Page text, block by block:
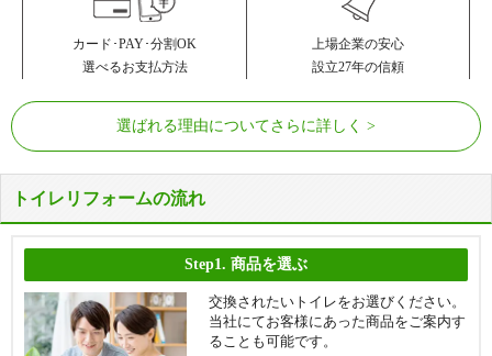
永犬丸南町、大浦、大畑町、大平、大平台、岡田町、沖
田、御開、折尾
春日台、香月中央、香月西、上香月、上上津役、岸の
楠北、楠木、楠橋、楠橋上方、楠橋下方、楠橋東、楠橋
瀬、木屋瀬東、金剛
サ行
幸神、桜ケ丘町、笹田、さつき台、里中、三ケ森、下上
町、陣原、陣山、菅原町、瀬板、清納、星和町
タ行
大膳、高江、鷹の巣、鷹見台、竹末、田町、茶売町、茶
屋の原、千代、千代ケ崎、築地町、筒井町、鉄王、鉄
竜、東筑、塔野、洞北町、友田
カード･PAY･分割OK
選べるお支払方法
上場企業の安心
設立27年の信頼
選ばれる理由についてさらに詳しく
トイレリフォームの流れ
Step1. 商品を選ぶ
交換されたいトイレをお選びください。
当社にてお客様にあった商品をご案内す
ることも可能です。